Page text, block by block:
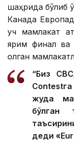
шаҳрида бўлиб
Канада
уч мамлакат
ярим финал ва
олган
“Биз
жуда
бўлган
деди